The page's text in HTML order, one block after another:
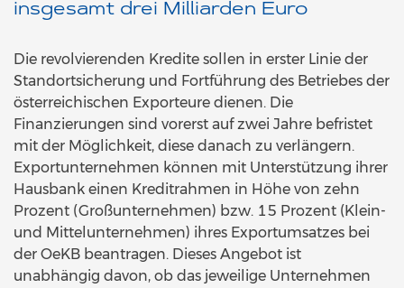
insgesamt drei Milliarden Euro
Die revolvierenden Kredite sollen in erster Linie der
Standortsicherung und Fortführung des Betriebes der
österreichischen Exporteure dienen. Die
Finanzierungen sind vorerst auf zwei Jahre befristet
mit der Möglichkeit, diese danach zu verlängern.
Exportunternehmen können mit Unterstützung ihrer
Hausbank einen Kreditrahmen in Höhe von zehn
Prozent (Großunternehmen) bzw. 15 Prozent (Klein-
und Mittelunternehmen) ihres Exportumsatzes bei
der OeKB beantragen. Dieses Angebot ist
unabhängig davon, ob das jeweilige Unternehmen